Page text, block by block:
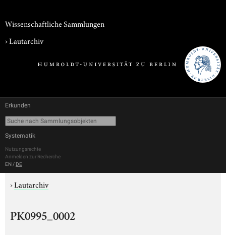
Wissenschaftliche Sammlungen
›Lautarchiv
Erkunden
Systematik
Nutzungsrechte
Anmelden zur Recherche
EN / DE
›Lautarchiv
PK0995_0002